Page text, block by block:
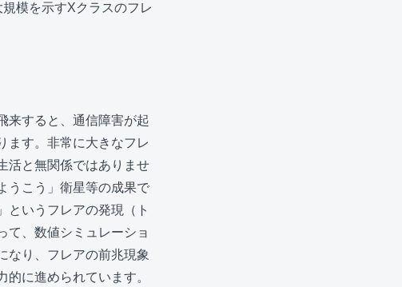
模を示すXクラスのフレ
来すると、通信障害が起
ます。非常に大きなフレ
活と無関係ではありませ
うこう」衛星等の成果で
というフレアの発現（ト
て、数値シミュレーショ
なり、フレアの前兆現象
に進められています。